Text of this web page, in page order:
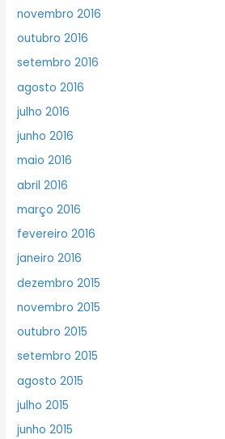
novembro 2016
outubro 2016
setembro 2016
agosto 2016
julho 2016
junho 2016
maio 2016
abril 2016
março 2016
fevereiro 2016
janeiro 2016
dezembro 2015
novembro 2015
outubro 2015
setembro 2015
agosto 2015
julho 2015
junho 2015